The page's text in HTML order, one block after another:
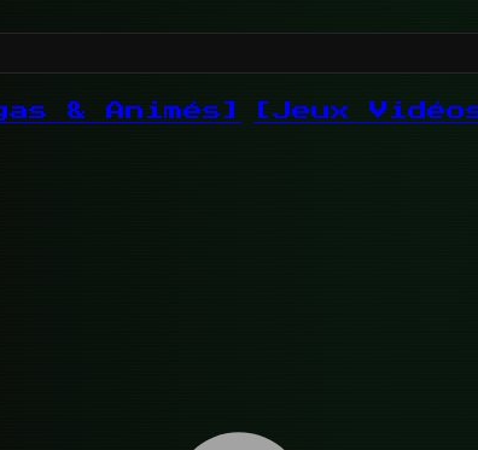
& Animés] [Jeux